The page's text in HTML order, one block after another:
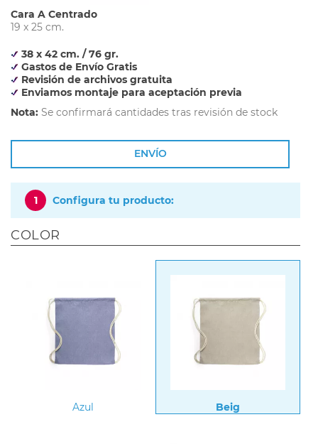
Cara A Centrado
19 x 25 cm.
38 x 42 cm. / 76 gr.
Gastos de Envío Gratis
Revisión de archivos gratuita
Enviamos montaje para aceptación previa
Nota: Se confirmará cantidades tras revisión de stock
ENVÍO
1 Configura tu producto:
COLOR
Azul Beig